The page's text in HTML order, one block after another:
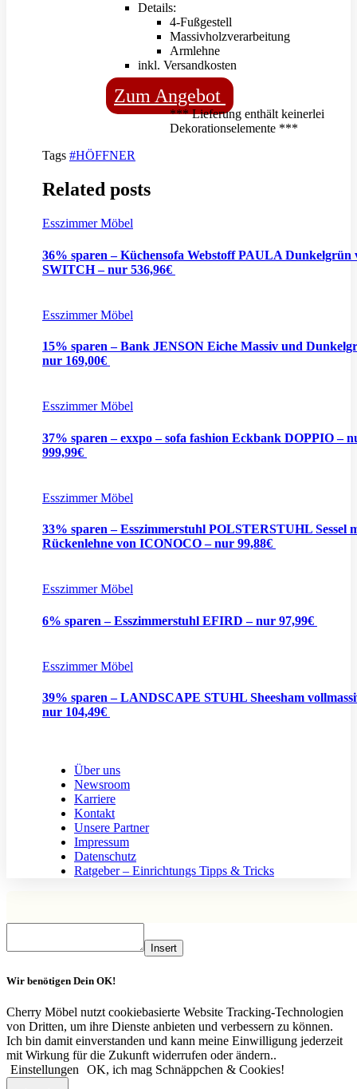
Details:
4-Fußgestell
Massivholzverarbeitung
Armlehne
inkl. Versandkosten
Zum Angebot
*** Lieferung enthält keinerlei
Dekorationselemente ***
Tags #HÖFFNER
Related posts
Esszimmer Möbel
36% sparen – Küchensofa Webstoff PAULA Dunkelgrün
SWITCH – nur 536,96€
Esszimmer Möbel
15% sparen – Bank JENSON Eiche Massiv und
nur 169,00€
Esszimmer Möbel
37% sparen – exxpo – sofa fashion Eckbank DOPPIO –
999,99€
Esszimmer Möbel
33% sparen – Esszimmerstuhl POLSTERSTUHL Sessel
Rückenlehne von ICONOCO – nur 99,88€
Esszimmer Möbel
6% sparen – Esszimmerstuhl EFIRD – nur 97,99€
Esszimmer Möbel
39% sparen – LANDSCAPE STUHL Sheesham
nur 104,49€
Über uns
Newsroom
Karriere
Kontakt
Unsere Partner
Impressum
Datenschutz
Ratgeber – Einrichtungs Tipps & Tricks
Insert
Wir benötigen Dein OK!
Cherry Möbel nutzt cookiebasierte Website Tracking-Technologien
von Dritten, um ihre Dienste anbieten und verbessern zu können.
Ich bin damit einverstanden und kann meine Einwilligung jederzeit
mit Wirkung für die Zukunft widerrufen oder ändern..
Einstellungen
OK, ich mag Schnäppchen & Cookies!